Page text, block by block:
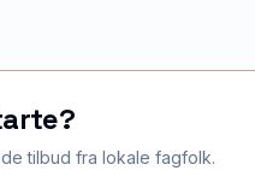
tilbud fra lokale fagfolk.